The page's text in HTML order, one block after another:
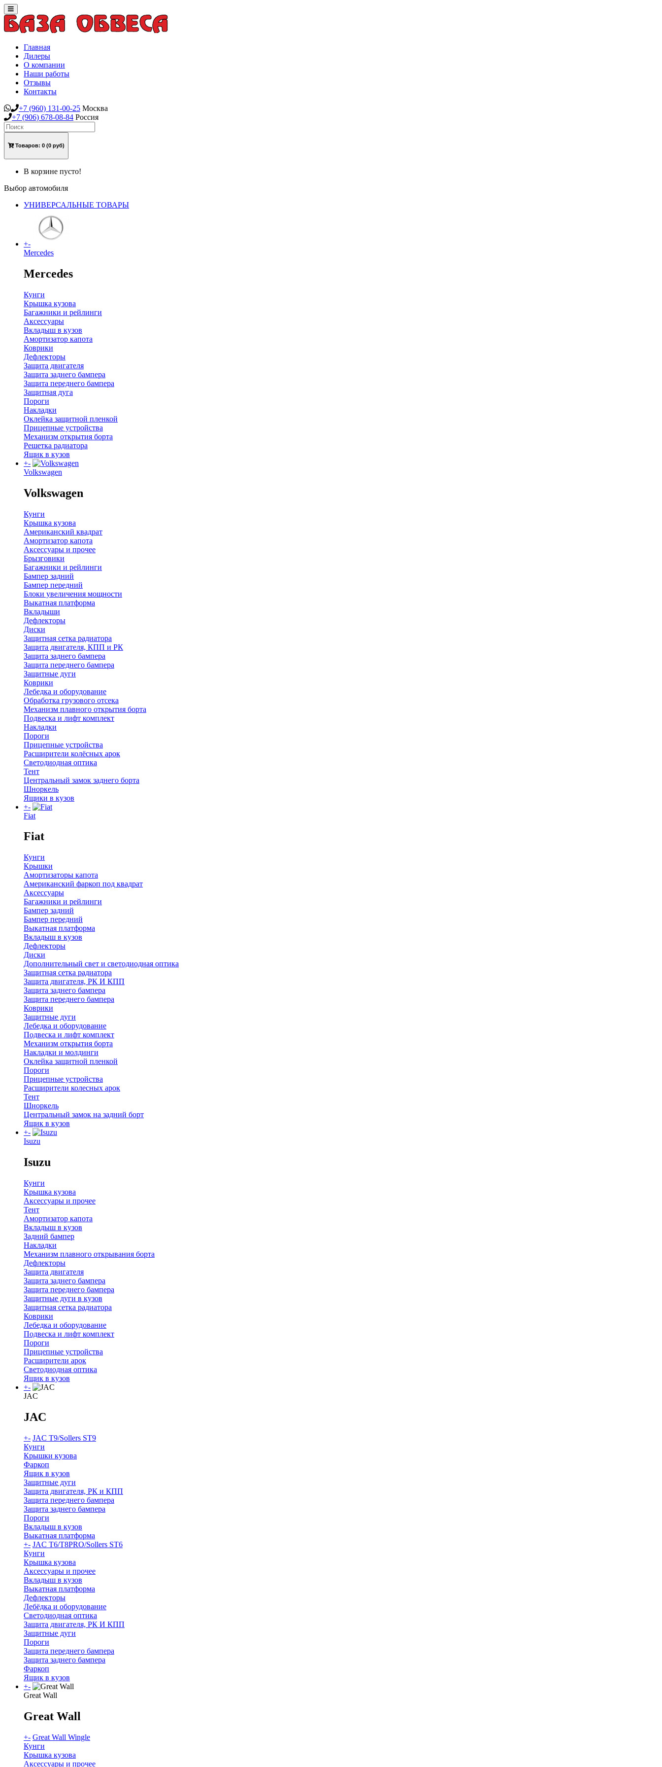
Toggle
navigation
Главная
Дилеры
О компании
Наши работы
Отзывы
Контакты
+7 (960) 131-00-25 Москва
+7 (906) 678-08-84 Россия
Товаров: 0 (0 руб)
В корзине пусто!
Выбор автомобиля
УНИВЕРСАЛЬНЫЕ ТОВАРЫ
+-
Mercedes
Mercedes
Кунги
Крышка кузова
Багажники и рейлинги
Аксессуары
Вкладыш в кузов
Амортизатор капота
Коврики
Дефлекторы
Защита двигателя
Защита заднего бампера
Защита переднего бампера
Защитная дуга
Пороги
Накладки
Оклейка защитной пленкой
Прицепные устройства
Механизм открытия борта
Решетка радиатора
Ящик в кузов
+-
Volkswagen
Volkswagen
Кунги
Крышка кузова
Американский квадрат
Амортизатор капота
Аксессуары и прочее
Брызговики
Багажники и рейлинги
Бампер задний
Бампер передний
Блоки увеличения мощности
Выкатная платформа
Вкладыши
Дефлекторы
Диски
Защитная сетка радиатора
Защита двигателя, КПП и РК
Защита заднего бампера
Защита переднего бампера
Защитные дуги
Коврики
Лебедка и оборудование
Обработка грузового отсека
Механизм плавного открытия борта
Подвеска и лифт комплект
Накладки
Пороги
Прицепные устройства
Расширители колёсных арок
Светодиодная оптика
Тент
Центральный замок заднего борта
Шноркель
Ящики в кузов
+-
Fiat
Fiat
Кунги
Крышки
Амортизаторы капота
Американский фаркоп под квадрат
Аксессуары
Багажники и рейлинги
Бампер задний
Бампер передний
Выкатная платформа
Вкладыш в кузов
Дефлекторы
Диски
Дополнительный свет и светодиодная оптика
Защитная сетка радиатора
Защита двигателя, РК И КПП
Защита заднего бампера
Защита переднего бампера
Коврики
Защитные дуги
Лебедка и оборудование
Подвеска и лифт комплект
Механизм открытия борта
Накладки и молдинги
Оклейка защитной пленкой
Пороги
Прицепные устройства
Расширители колесных арок
Тент
Шноркель
Центральный замок на задний борт
Ящик в кузов
+-
Isuzu
Isuzu
Кунги
Крышка кузова
Аксессуары и прочее
Тент
Амортизатор капота
Вкладыш в кузов
Задний бампер
Накладки
Механизм плавного открывания борта
Дефлекторы
Защита двигателя
Защита заднего бампера
Защита переднего бампера
Защитные дуги в кузов
Защитная сетка радиатора
Коврики
Лебедка и оборудование
Подвеска и лифт комплект
Пороги
Прицепные устройства
Расширители арок
Светодиодная оптика
Ящик в кузов
+-
JAC
JAC
+- JAC T9/Sollers ST9
Кунги
Крышки кузова
Фаркоп
Ящик в кузов
Защитные дуги
Защита двигателя, РК и КПП
Защита переднего бампера
Защита заднего бампера
Пороги
Вкладыш в кузов
Выкатная платформа
+- JAC T6/T8PRO/Sollers ST6
Кунги
Крышка кузова
Аксессуары и прочее
Вкладыш в кузов
Выкатная платформа
Дефлекторы
Лебёдка и оборудование
Светодиодная оптика
Защита двигателя, РК И КПП
Защитные дуги
Пороги
Защита переднего бампера
Защита заднего бампера
Фаркоп
Ящик в кузов
+-
Great Wall
Great Wall
+- Great Wall Wingle
Кунги
Крышка кузова
Аксессуары и прочее